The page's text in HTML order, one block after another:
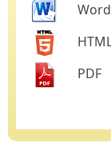
Word
PDF